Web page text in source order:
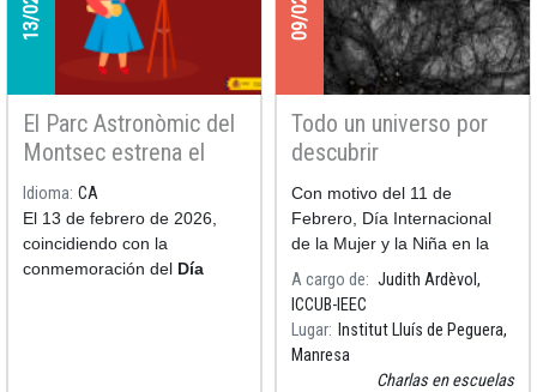
alian para llevar a las
pastelerías la mona de
ciencia, una figura de
Pascua con la que se quiere
despertar vocaciones
científicas entre los más
El Parc Astronòmic del
Montsec estrena el
corto para planetarios
Assumpció Català i la
passió per l’astronomia
Idioma CA
El 13 de febrero de 2026,
coincidiendo con la
conmemoración del Día
Todo un universo por
descubrir
Con motivo del 11 de
Febrero, Día Internacional
de la Mujer y la Niña en la
Ciencia, el alumnado de 3º
de ESO del Instituto Lluís de
Peguera (Manresa) ha
participado en la charla
“Todo un universo
A cargo de
Judith Ardèvol,
ICCUB-IEEC
Lugar
Institut Lluís de Peguera,
Manresa
Charlas en escuelas